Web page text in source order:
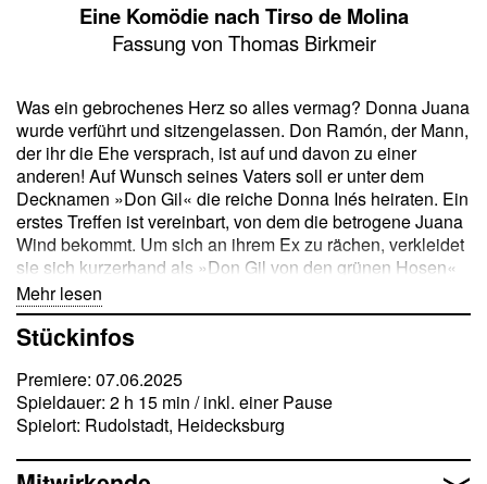
Eine Komödie nach Tirso de Molina
Fassung von Thomas Birkmeir
Was ein gebrochenes Herz so alles vermag? Donna Juana
wurde verführt und sitzengelassen. Don Ramón, der Mann,
der ihr die Ehe versprach, ist auf und davon zu einer
anderen! Auf Wunsch seines Vaters soll er unter dem
Decknamen »Don Gil« die reiche Donna Inés heiraten. Ein
erstes Treffen ist vereinbart, von dem die betrogene Juana
Wind bekommt. Um sich an ihrem Ex zu rächen, verkleidet
sie sich kurzerhand als »Don Gil von den grünen Hosen«
und macht der Nebenbuhlerin die Aufwartung. Der eilige
Plan glückt so gut, dass die frisch verliebte Inés von ihrem
»echten« Verehrer, der werbend erscheint, nichts mehr
sie schlüpft in weitere Rollen und setzt ihrem gut geführten
Verwirrspiel so die Krone auf. Doch, was sie nicht ahnt:
Ihre Anziehung auf das weibliche Geschlecht hat
Lauf …
Mehr lesen
Stückinfos
Premiere: 07.06.2025
Spieldauer: 2 h 15 min / inkl. einer Pause
Spielort: Rudolstadt, Heidecksburg